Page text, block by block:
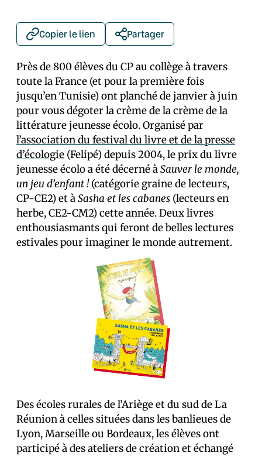
Copier le lien Partager
Près de 800 élèves du CP au collège à travers
toute la France (et pour la première fois
jusqu’en Tunisie) ont planché de janvier à juin
pour vous dégoter la crème de la crème de la
littérature jeunesse écolo. Organisé par
l’association du festival du livre et de la presse
d’écologie (Felipé) depuis 2004, le prix du livre
jeunesse écolo a été décerné àSauver le monde,
un jeu d’enfant !(catégorie graine de lecteurs,
CP-CE2) et àSasha et les cabanes (lecteurs en
herbe, CE2-CM2) cette année. Deux livres
enthousiasmants qui feront de belles lectures
estivales pour imaginer le monde autrement.
Des écoles rurales de l’Ariège et du sud de La
Réunion à celles situées dans les banlieues de
Lyon, Marseille ou Bordeaux, les élèves ont
participé à des ateliers de création et échangé